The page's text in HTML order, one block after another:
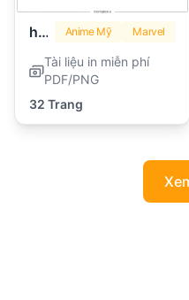
hulk Anime Mỹ Marvel
Tài liệu in miễn phí
PDF/PNG
32 Trang